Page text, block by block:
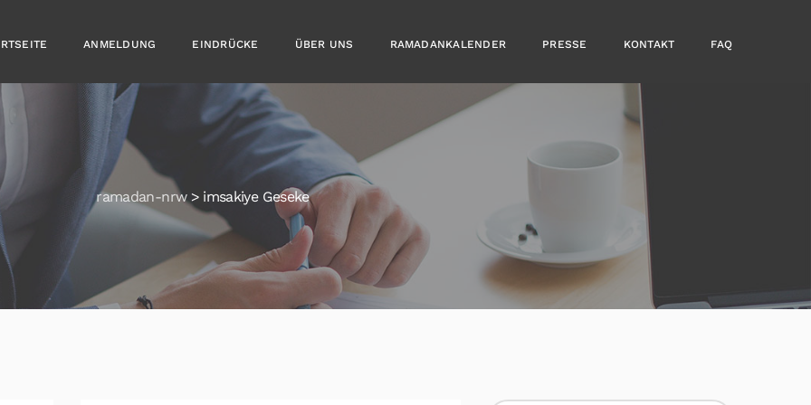
ANMELDUNG EINDRÜCKE ÜBER UNS RAMADANKALENDER PRESSE KONTAKT FAQ
ramadan-nrw> imsakiye Geseke